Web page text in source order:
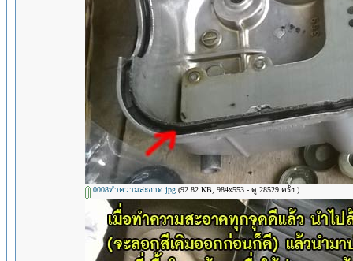
0008ทำความสะอาด.jpg (92.82 KB, 984x553 - ดู 28529 ครั้ง.)